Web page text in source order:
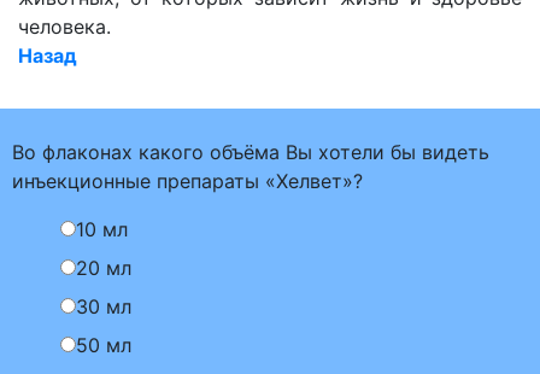
человека.
Назад
Во флаконах какого объёма Вы хотели бы видеть
инъекционные препараты «Хелвет»?
10 мл
20 мл
30 мл
50 мл